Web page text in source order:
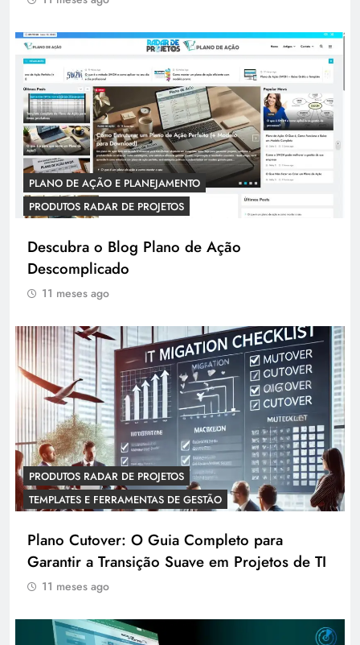
PLANO DE AÇÃO E PLANEJAMENTO
PRODUTOS RADAR DE PROJETOS
Descubra o Blog Plano de Ação
Descomplicado
11 meses ago
PRODUTOS RADAR DE PROJETOS
TEMPLATES E FERRAMENTAS DE GESTÃO
Plano Cutover: O Guia Completo para
Garantir a Transição Suave em Projetos de TI
11 meses ago